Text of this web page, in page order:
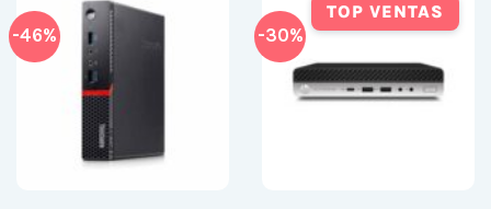
-46% -30%
TOP VENTAS